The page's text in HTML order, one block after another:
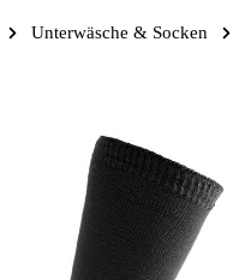
Unterwäsche & Socken